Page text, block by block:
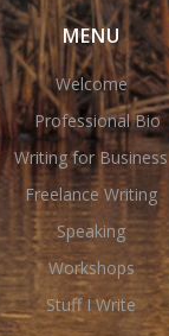
MENU
Welcome
Professional Bio
Writing for Business
Freelance Writing
Speaking
Workshops
Stuff I Write